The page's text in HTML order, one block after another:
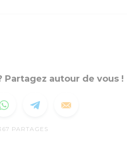
Partagez autour de vous !
PARTAGES